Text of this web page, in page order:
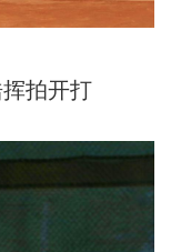
挥拍开打